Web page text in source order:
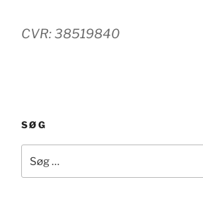
CVR: 38519840
SØG
efter: